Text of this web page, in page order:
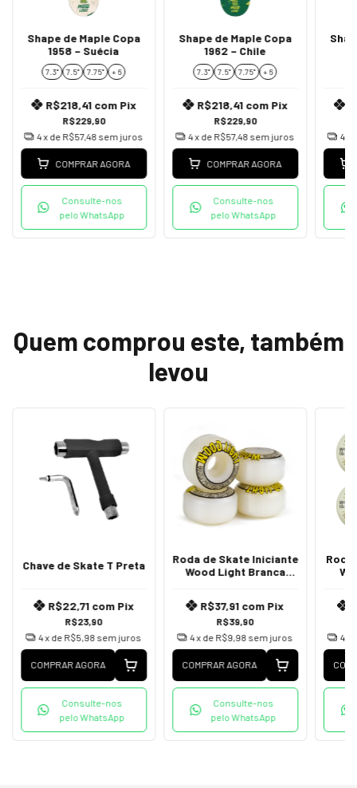
Shape de Maple Copa
1958 – Suécia
7.3" 7.5" 7.75'' + 6
R$229,90
R$218,41 com Pix
4x de R$57,48 sem juros
COMPRAR AGORA
Consulte-nos
pelo WhatsApp
Shape de Maple Copa
1962 – Chile
7.3" 7.5" 7.75'' + 6
R$229,90
R$218,41 com Pix
4x de R$57,48 sem juros
COMPRAR AGORA
Consulte-nos
pelo WhatsApp
4
Quem comprou este, também
levou
Chave de Skate T Preta
R$23,90
R$22,71 com Pix
4x de R$5,98 sem juros
COMPRAR AGORA
Consulte-nos
pelo WhatsApp
Roda de Skate Iniciante
Wood Light Branca
R$39,90
R$37,91 com Pix
4x de R$9,98 sem juros
COMPRAR AGORA
Consulte-nos
pelo WhatsApp
4